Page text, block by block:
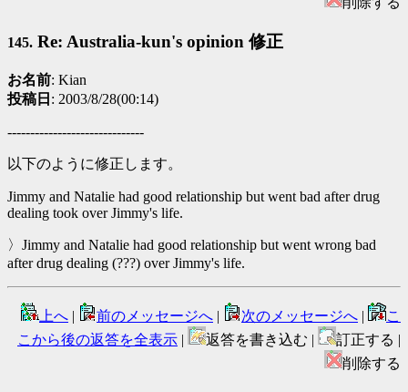
145. Re: Australia-kun's opinion 修正
お名前: Kian
投稿日 : 2003/8/28(00:14)
------------------------------
以下のように修正します。
Jimmy and Natalie had good relationship but went bad after drug
dealing took over Jimmy's life.
〉Jimmy and Natalie had good relationship but went wrong bad
after drug dealing (???) over Jimmy's life.
上へ | 前のメッセージへ | 次のメッセージへ |
こ
こから後の返答を全表示 | 返答を書き込む |
訂正する |
削除する